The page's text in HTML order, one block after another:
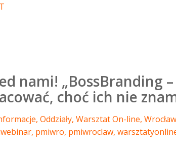
nami! „BossBranding
choć ich nie
, Oddziały, Warsztat On-line, Wrocław
, pmiwro, pmiwroclaw,